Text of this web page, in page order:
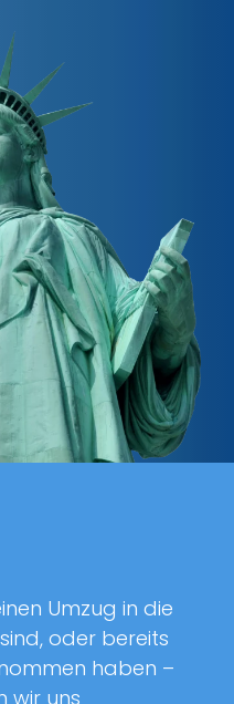
Umzug in die
oder bereits
haben –
wir uns